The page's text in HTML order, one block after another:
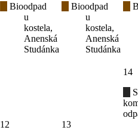
Bioodpad
u
kostela,
Anenská
Studánka
Bioodpad
u
kostela,
Anenská
Studánka
12 13
14